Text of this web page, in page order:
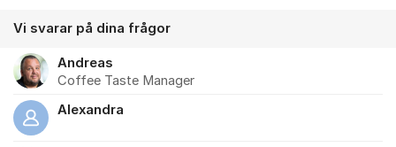
Vi svarar på dina frågor
Andreas
Coffee Taste Manager
Alexandra